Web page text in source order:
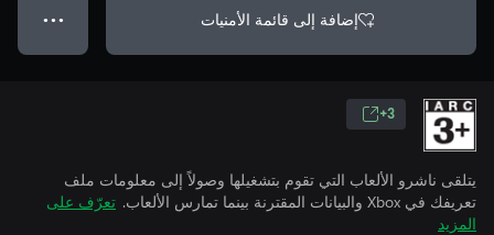
إضافة إلى قائمة الأمنيات ● ● ●
3+
يتلقى ناشرو الألعاب التي تقوم بتشغيلها وصولاً إلى معلومات ملف
تعريفك في Xbox والبيانات المقترنة بينما تمارس الألعاب.
تعرّف على
المزيد